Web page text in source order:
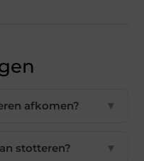
afkomen? ▼
stotteren? ▼